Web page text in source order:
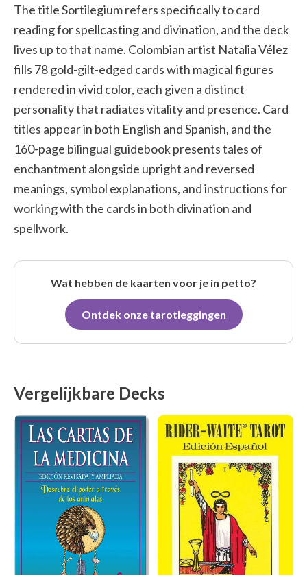
The title Sortilegium refers specifically to card
reading for spellcasting and divination, and the deck
lives up to that name. Colombian artist Natalia Vélez
fills 78 gold-gilt-edged cards with magical figures
rendered in vivid color, each given a distinct
personality that radiates vitality and presence. Card
titles appear in both English and Spanish, and the
160-page bilingual guidebook presents tales of
enchantment alongside upright and reversed
meanings, symbol explanations, and instructions for
working with the cards in both divination and
spellwork.
Wat hebben de kaarten voor je in petto?
Ontdek onze tarotleggingen
Vergelijkbare Decks